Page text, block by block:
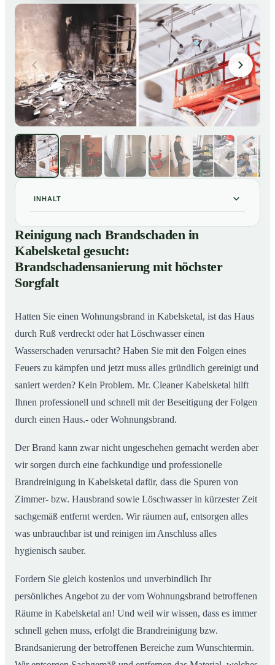
INHALT
01Reinigung nach Brandschaden in Kabelsketal gesucht:
Brandschadensanierung mit höchster Sorgfalt
Brandreinigung in Kabelsketal – Profis im Einsatz
Reinigung nach Brandschaden in
Kabelsketal gesucht:
Brandschadensanierung mit höchster
Sorgfalt
Hatten Sie einen Wohnungsbrand in Kabelsketal, ist das Haus
durch Ruß verdreckt oder hat Löschwasser einen
Wasserschaden verursacht? Haben Sie mit den Folgen eines
Feuers zu kämpfen und jetzt muss alles gründlich gereinigt und
saniert werden? Kein Problem. Mr. Cleaner Kabelsketal hilft
Ihnen professionell und schnell mit der Beseitigung der Folgen
durch einen Haus.- oder Wohnungsbrand.
Der Brand kann zwar nicht ungeschehen gemacht werden aber
wir sorgen durch eine fachkundige und professionelle
Brandreinigung in Kabelsketal dafür, dass die Spuren von
Zimmer- bzw. Hausbrand sowie Löschwasser in kürzester Zeit
sachgemäß entfernt werden. Wir räumen auf, entsorgen alles
was unbrauchbar ist und reinigen im Anschluss alles
hygienisch sauber.
Fordern Sie gleich kostenlos und unverbindlich Ihr
persönliches Angebot zu der vom Wohnungsbrand betroffenen
Räume in Kabelsketal an! Und weil wir wissen, dass es immer
schnell gehen muss, erfolgt die Brandreinigung bzw.
Brandsanierung der betroffenen Bereiche zum Wunschtermin.